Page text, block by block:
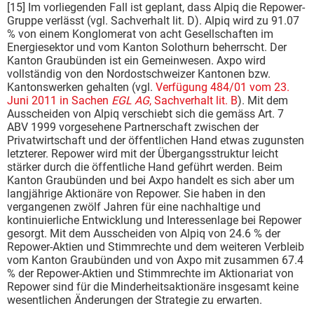
[15] Im vorliegenden Fall ist geplant, dass Alpiq die Repower-
Gruppe verlässt (vgl. Sachverhalt lit. D). Alpiq wird zu 91.07
% von einem Konglomerat von acht Gesellschaften im
Energiesektor und vom Kanton Solothurn beherrscht. Der
Kanton Graubünden ist ein Gemeinwesen. Axpo wird
vollständig von den Nordostschweizer Kantonen bzw.
Kantonswerken gehalten (vgl. Verfügung 484/01 vom 23.
Juni 2011 in Sachen EGL AG, Sachverhalt lit. B). Mit dem
Ausscheiden von Alpiq verschiebt sich die gemäss Art. 7
ABV 1999 vorgesehene Partnerschaft zwischen der
Privatwirtschaft und der öffentlichen Hand etwas zugunsten
letzterer. Repower wird mit der Übergangsstruktur leicht
stärker durch die öffentliche Hand geführt werden. Beim
Kanton Graubünden und bei Axpo handelt es sich aber um
langjährige Aktionäre von Repower. Sie haben in den
vergangenen zwölf Jahren für eine nachhaltige und
kontinuierliche Entwicklung und Interessenlage bei Repower
gesorgt. Mit dem Ausscheiden von Alpiq von 24.6 % der
Repower-Aktien und Stimmrechte und dem weiteren Verbleib
vom Kanton Graubünden und von Axpo mit zusammen 67.4
% der Repower-Aktien und Stimmrechte im Aktionariat von
Repower sind für die Minderheitsaktionäre insgesamt keine
wesentlichen Änderungen der Strategie zu erwarten.